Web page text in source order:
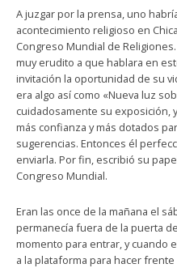
A juzgar por la prensa, uno
acontecimiento religioso en
Congreso Mundial de
muy erudito a que hablara en
invitación la oportunidad de su
era algo así como «Nueva luz
cuidadosamente su exposición,
más confianza y más dotados
sugerencias. Entonces él
enviarla. Por fin, escribió su
Congreso Mundial.
Eran las once de la mañana el
permanecía fuera de la puerta
momento para entrar, y cuando
a la plataforma para hacer